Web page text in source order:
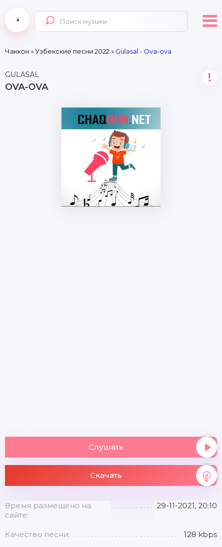
Чаккон »Узбекские песни 2022 » Gulasal - Ova-ova
GULASAL
OVA-OVA
!
Слушать
Скачать
Время размещено на
сайте:
29-11-2021, 20:10
Качество песни: 128 kbps